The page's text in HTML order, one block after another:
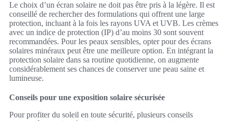
Le choix d’un écran solaire ne doit pas être pris à la légère. Il est
conseillé de rechercher des formulations qui offrent une large
protection, incluant à la fois les rayons UVA et UVB. Les crèmes
avec un indice de protection (IP) d’au moins 30 sont souvent
recommandées. Pour les peaux sensibles, opter pour des écrans
solaires minéraux peut être une meilleure option. En intégrant la
protection solaire dans sa routine quotidienne, on augmente
considérablement ses chances de conserver une peau saine et
lumineuse.
Conseils pour une exposition solaire sécurisée
Pour profiter du soleil en toute sécurité, plusieurs conseils